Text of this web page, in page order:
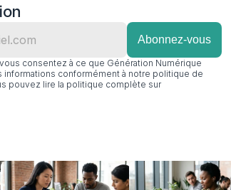
consentez à ce que Génération Numérique
informations conformément à notre politique de
pouvez lire la politique complète sur